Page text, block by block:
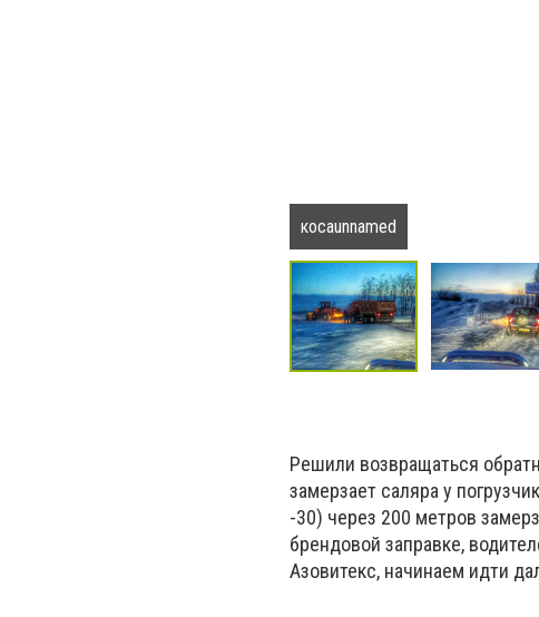
косаunnamed
Решили возвращаться
замерзает саляра у
-30) через 200 метров
брендовой заправке,
Азовитекс, начинаем идти